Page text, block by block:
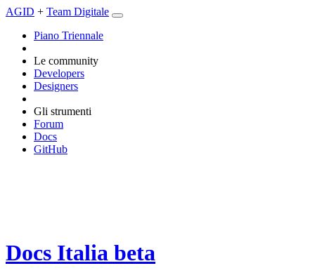
AGID + Team Digitale
Piano Triennale
Le community
Developers
Designers
Gli strumenti
Forum
Docs
GitHub
Docs Italia beta